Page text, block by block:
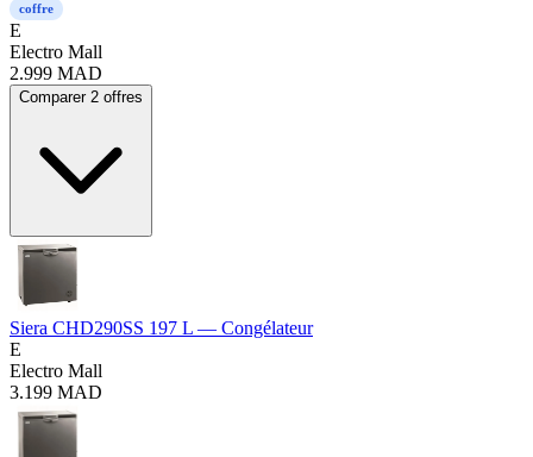
coffre
E
Electro Mall
2.999 MAD
Comparer 2 offres
Siera CHD290SS 197 L — Congélateur
E
Electro Mall
3.199 MAD